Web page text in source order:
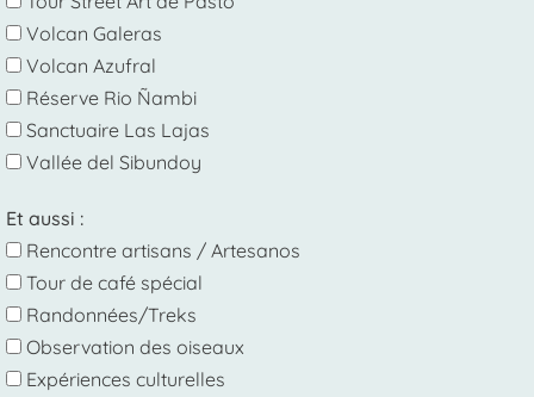
Volcan Galeras
Volcan Azufral
Réserve Rio Ñambi
Sanctuaire Las Lajas
Vallée del Sibundoy
Et aussi :
Rencontre artisans / Artesanos
Tour de café spécial
Randonnées/Treks
Observation des oiseaux
Expériences culturelles